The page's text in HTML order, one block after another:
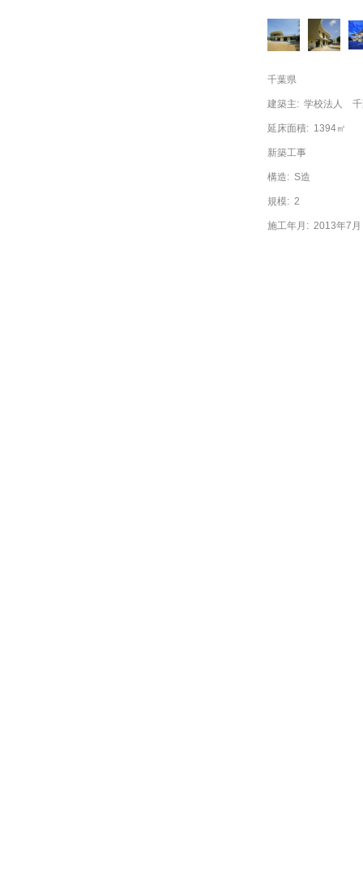
千葉県
建築主: 学校法人 千
延床面積: 1394㎡
新築工事
構造: S造
規模: 2
施工年月: 2013年7